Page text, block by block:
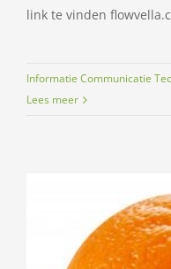
link te vinden
Informatie Communicatie
Lees meer